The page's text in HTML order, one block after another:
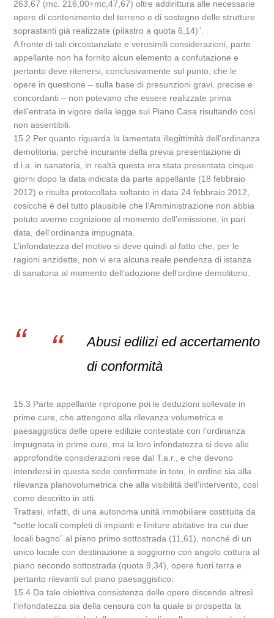
263,67 (mc. 216,00+mc,47,67) oltre addirittura alle necessarie
opere di contenimento del terreno e di sostegno delle strutture
soprastanti già realizzate (pilastro a quota 6,14)”.
A fronte di tali circostanziate e verosimili considerazioni, parte
appellante non ha fornito alcun elemento a confutazione e
pertanto deve ritenersi, conclusivamente sul punto, che le
opere in questione – sulla base di presunzioni gravi, precise e
concordanti – non potevano che essere realizzate prima
dell’entrata in vigore della legge sul Piano Casa risultando così
non assentibili.
15.2 Per quanto riguarda la lamentata illegittimità dell’ordinanza
demolitoria, perché incurante della previa presentazione di
d.i.a. in sanatoria, in realtà questa era stata presentata cinque
giorni dopo la data indicata da parte appellante (18 febbraio
2012) e risulta protocollata soltanto in data 24 febbraio 2012,
cosicché è del tutto plausibile che l’Amministrazione non abbia
potuto averne cognizione al momento dell’emissione, in pari
data, dell’ordinanza impugnata.
L’infondatezza del motivo si deve quindi al fatto che, per le
ragioni anzidette, non vi era alcuna reale pendenza di istanza
di sanatoria al momento dell’adozione dell’ordine demolitorio.
Abusi edilizi ed accertamento
di conformità
15.3 Parte appellante ripropone poi le deduzioni sollevate in
prime cure, che attengono alla rilevanza volumetrica e
paesaggistica delle opere edilizie contestate con l’ordinanza
impugnata in prime cure, ma la loro infondatezza si deve alle
approfondite considerazioni rese dal T.a.r., e che devono
intendersi in questa sede confermate in toto, in ordine sia alla
rilevanza planovolumetrica che alla visibilità dell’intervento, così
come descritto in atti.
Trattasi, infatti, di una autonoma unità immobiliare costituita da
“sette locali completi di impianti e finiture abitative tra cui due
locali bagno” al piano primo sottostrada (11,61), nonché di un
unico locale con destinazione a soggiorno con angolo cottura al
piano secondo sottostrada (quota 9,34), opere fuori terra e
pertanto rilevanti sul piano paesaggistico.
15.4 Da tale obiettiva consistenza delle opere discende altresì
l’infondatezza sia della censura con la quale si prospetta la